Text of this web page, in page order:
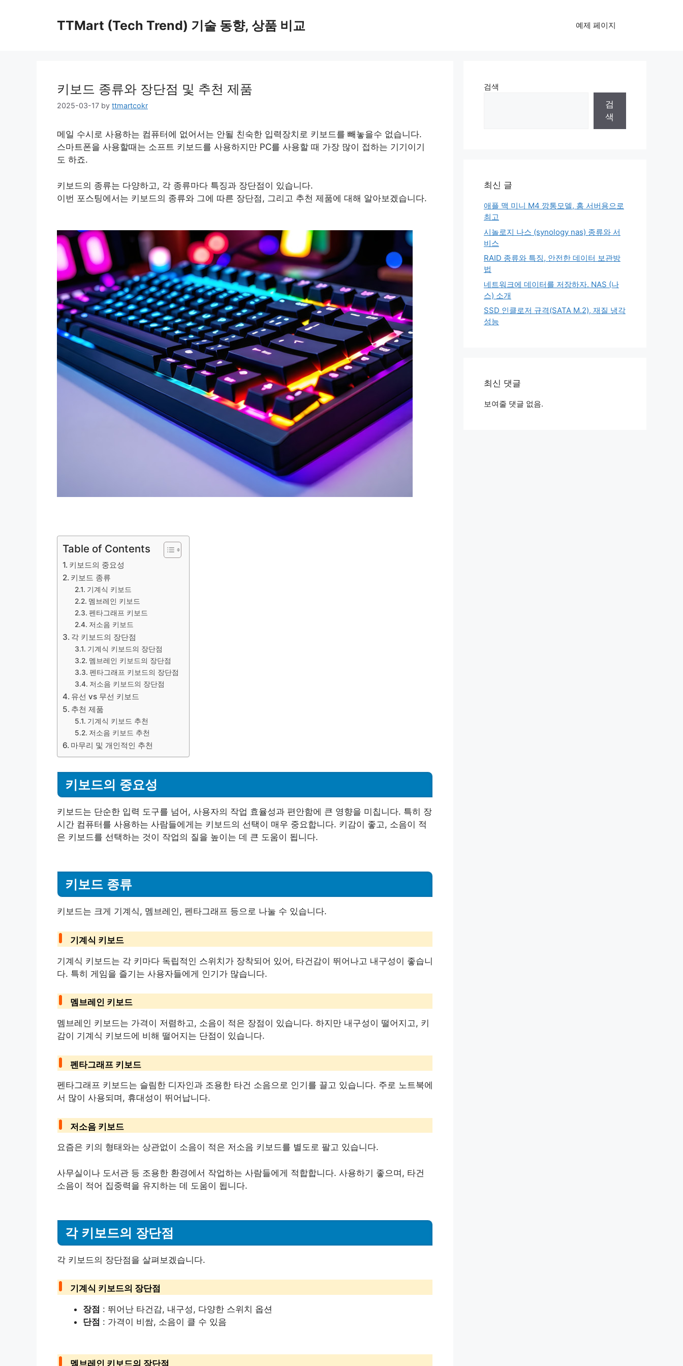
TTMart (Tech Trend) 기술 동향, 상품 비교 예제 페이지
키보드 종류와 장단점 및 추천 제품
2025-03-17 by ttmartcokr
메일 수시로 사용하는 컴퓨터에 없어서는 안될 친숙한 입력장치로 키보드를 빼놓을수 없습니다.
스마트폰을 사용할때는 소프트 키보드를 사용하지만 PC를 사용할 때 가장 많이 접하는 기기이기
도 하죠.
키보드의 종류는 다양하고, 각 종류마다 특징과 장단점이 있습니다.
이번 포스팅에서는 키보드의 종류와 그에 따른 장단점, 그리고 추천 제품에 대해 알아보겠습니다.
Table of Contents
키보드의 중요성
키보드 종류
기계식 키보드
멤브레인 키보드
펜타그래프 키보드
저소음 키보드
각 키보드의 장단점
기계식 키보드의 장단점
멤브레인 키보드의 장단점
펜타그래프 키보드의 장단점
저소음 키보드의 장단점
유선 vs 무선 키보드
추천 제품
기계식 키보드 추천
저소음 키보드 추천
마무리 및 개인적인 추천
키보드의 중요성
키보드는 단순한 입력 도구를 넘어, 사용자의 작업 효율성과 편안함에 큰 영향을 미칩니다. 특히 장
시간 컴퓨터를 사용하는 사람들에게는 키보드의 선택이 매우 중요합니다. 키감이 좋고, 소음이 적
은 키보드를 선택하는 것이 작업의 질을 높이는 데 큰 도움이 됩니다.
키보드 종류
키보드는 크게 기계식, 멤브레인, 펜타그래프 등으로 나눌 수 있습니다.
기계식 키보드
기계식 키보드는 각 키마다 독립적인 스위치가 장착되어 있어, 타건감이 뛰어나고 내구성이 좋습니
다. 특히 게임을 즐기는 사용자들에게 인기가 많습니다.
멤브레인 키보드
멤브레인 키보드는 가격이 저렴하고, 소음이 적은 장점이 있습니다. 하지만 내구성이 떨어지고, 키
감이 기계식 키보드에 비해 떨어지는 단점이 있습니다.
펜타그래프 키보드
펜타그래프 키보드는 슬림한 디자인과 조용한 타건 소음으로 인기를 끌고 있습니다. 주로 노트북에
서 많이 사용되며, 휴대성이 뛰어납니다.
저소음 키보드
요즘은 키의 형태와는 상관없이 소음이 적은 저소음 키보드를 별도로 팔고 있습니다.
사무실이나 도서관 등 조용한 환경에서 작업하는 사람들에게 적합합니다. 사용하기 좋으며, 타건
소음이 적어 집중력을 유지하는 데 도움이 됩니다.
각 키보드의 장단점
각 키보드의 장단점을 살펴보겠습니다.
기계식 키보드의 장단점
장점 : 뛰어난 타건감, 내구성, 다양한 스위치 옵션
단점 : 가격이 비쌈, 소음이 클 수 있음
멤브레인 키보드의 장단점
검색
검
색
최신 글
애플 맥 미니 M4 깡통모델, 홈 서버용으로
최고
시놀로지 나스 (synology nas) 종류와 서
비스
RAID 종류와 특징, 안전한 데이터 보관방
법
네트워크에 데이터를 저장하자. NAS (나
스) 소개
SSD 인클로저 규격(SATA M.2), 재질 냉각
성능
최신 댓글
보여줄 댓글 없음.